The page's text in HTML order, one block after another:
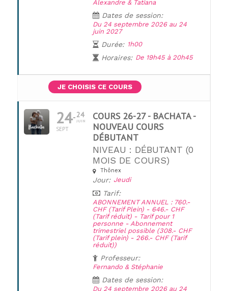
Alexandre & Tatiana
Dates de session:
Du 24 septembre 2026 au 24
juin 2027
Durée: 1h00
Horaires: De 19h45 à 20h45
JE CHOISIS CE COURS
UNE QUESTION ?
24
SEPT
24
JUIN
COURS 26-27 - BACHATA -
NOUVEAU COURS
DÉBUTANT
NIVEAU : DÉBUTANT (0
MOIS DE COURS)
Thônex
Jour: Jeudi
Tarif:
ABONNEMENT ANNUEL : 760.-
CHF (Tarif Plein) - 646.- CHF
(Tarif réduit) - Tarif pour 1
personne - Abonnement
trimestriel possible (308.- CHF
(Tarif plein) - 266.- CHF (Tarif
réduit))
Professeur:
Fernando & Stéphanie
Dates de session:
Du 24 septembre 2026 au 24